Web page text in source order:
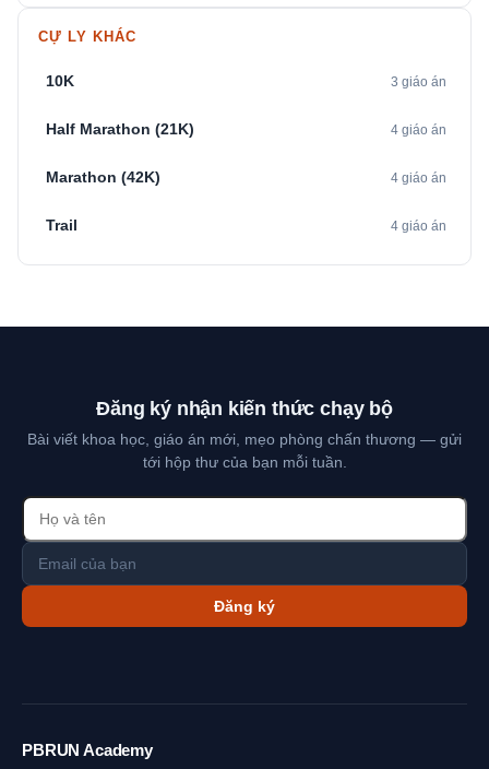
CỰ LY KHÁC
10K 3 giáo án
Half Marathon (21K) 4 giáo án
Marathon (42K) 4 giáo án
Trail 4 giáo án
Đăng ký nhận kiến thức chạy bộ
Bài viết khoa học, giáo án mới, mẹo phòng chấn thương — gửi
tới hộp thư của bạn mỗi tuần.
Đăng ký
PBRUN Academy